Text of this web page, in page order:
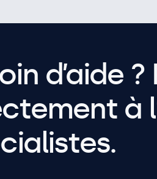
d’aide
à